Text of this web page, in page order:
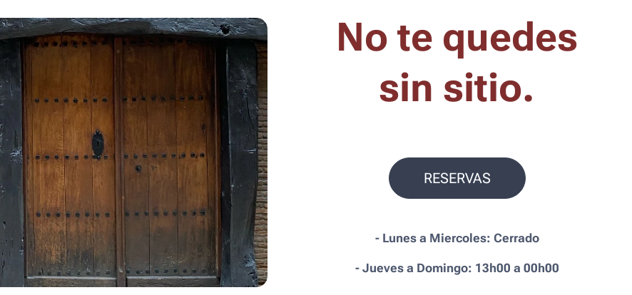
No te quedes
sin sitio.
RESERVAS
- Lunes a Miercoles: Cerrado
- Jueves a Domingo: 13h00 a 00h00